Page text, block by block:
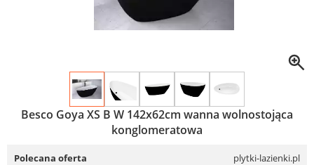
Besco Goya XS B W 142x62cm wanna wolnostojąca
konglomeratowa
Polecana oferta plytki-lazienki.pl